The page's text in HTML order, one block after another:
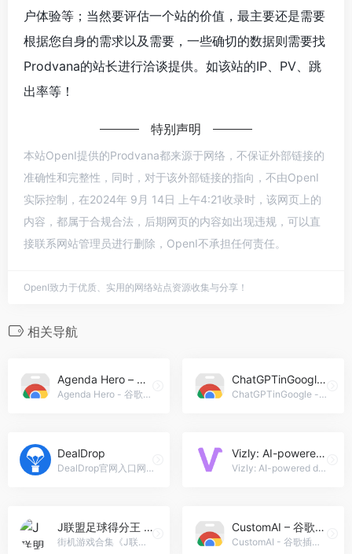
户体验等；当然要评估一个站的价值，最主要还是需要
根据您自身的需求以及需要，一些确切的数据则需要找
Prodvana的站长进行洽谈提供。如该站的IP、PV、跳
出率等！
特别声明
本站OpenI提供的Prodvana都来源于网络，不保证外部链接的
准确性和完整性，同时，对于该外部链接的指向，不由OpenI
实际控制，在2024年 9月 14日 上午4:21收录时，该网页上的
内容，都属于合规合法，后期网页的内容如出现违规，可以直
接联系网站管理员进行删除，OpenI不承担任何责任。
OpenI致力于优质、实用的网络站点资源收集与分享！
相关导航
Agenda Hero – 谷歌插件
Agenda Hero - 谷歌插件官网入口网址，Agenda Hero ai chrome extension: 议程英雄将非结构化文本转换为AI生成的日历条目，便于在Google日历上进行安排或通过电子邮件发送。
ChatGPTinGoogle – 谷歌插件
ChatGPTinGoogle - 谷歌插件官网入口网址，ChatGPTinGoogle ai chrome extension: 一个工具，将Google搜索结果与ChatGPT响应相结合，以增强信息检索能力
DealDrop
DealDrop官网入口网址，DealDrop: DealDrop 是一个浏览器扩展，可以在结账时通过一次点击自动查找并应用优惠码。它帮助用户在超过 3 亿个产品和 500 万个优惠券上省钱。
Vizly: AI-powered data analysis
Vizly: AI-powered data analysis官网入口网址，Vizly: AI-powered data analysis: Vizly 是一款 AI 动力数据分析工具，允许用户使用自然语言分析数据，训练机器学习模型，并生成交互式可视化。
J联盟足球得分王 3 (J)
街机游戏合集《J联盟足球得分王 3 (J)》nes合集游戏在线玩
CustomAI – 谷歌插件
CustomAI - 谷歌插件官网入口网址，CustomAI ai chrome extension: 强大的AI应用程序可定制和可扩展